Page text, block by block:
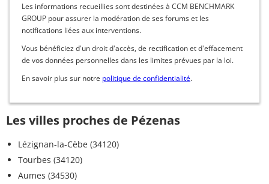
Les informations recueillies sont destinées à CCM BENCHMARK
GROUP pour assurer la modération de ses forums et les
notifications liées aux interventions.
Vous bénéficiez d'un droit d'accès, de rectification et d'effacement
de vos données personnelles dans les limites prévues par la loi.
En savoir plus sur notre politique de confidentialité.
Les villes proches de Pézenas
Lézignan-la-Cèbe (34120)
Tourbes (34120)
Aumes (34530)